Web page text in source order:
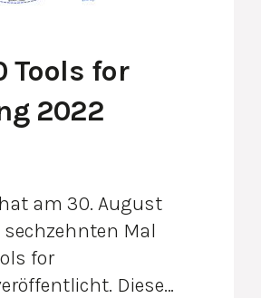
Tools for
2022
am 30. August
Mal
for
Diese…